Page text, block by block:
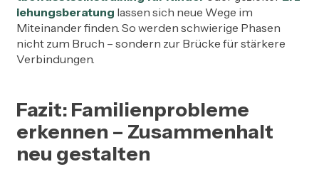
iehungsberatung lassen sich neue Wege im
Miteinander finden. So werden schwierige Phasen
nicht zum Bruch – sondern zur Brücke für stärkere
Verbindungen.
Fazit: Familienprobleme
erkennen – Zusammenhalt
neu gestalten